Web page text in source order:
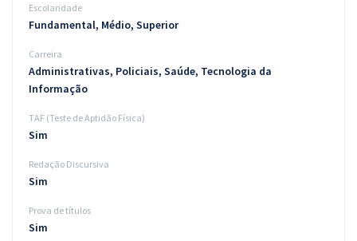
Escolaridade
Fundamental, Médio, Superior
Carreira
Administrativas, Policiais, Saúde, Tecnologia da
Informação
TAF (Teste de Aptidão Física)
Sim
Redação Discursiva
Sim
Prova de títulos
Sim